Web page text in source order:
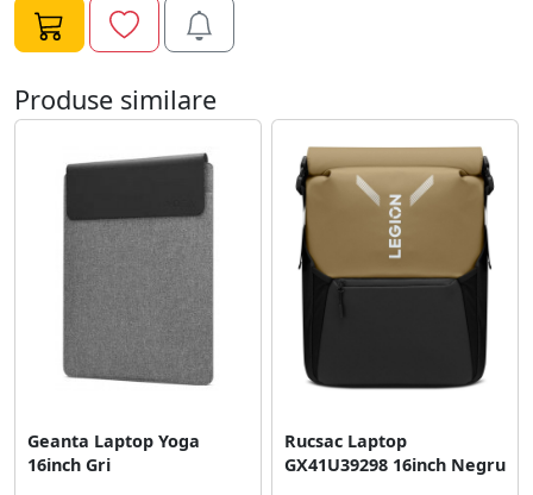
Produse similare
Geanta Laptop Yoga
16inch Gri
Rucsac Laptop
GX41U39298 16inch Negru